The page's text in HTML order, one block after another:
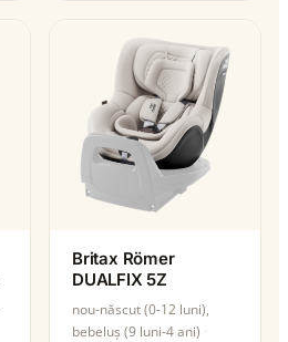
Britax Römer
DUALFIX 5Z
nou-născut (0-12 luni),
bebeluș (9 luni-4 ani)